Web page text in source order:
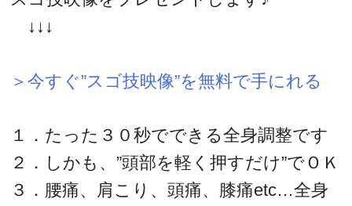
↓↓↓
＞今すぐ”スゴ技映像”を無料で手にれる
１．たった３０秒でできる全身調整です
２．しかも、”頭部を軽く押すだけ”でＯＫ
３．腰痛、肩こり、頭痛、膝痛etc…全身